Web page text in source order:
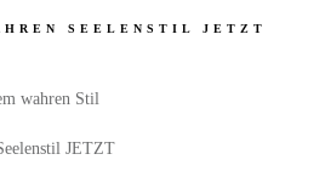
SEELENSTIL JETZT
wahren Stil
JETZT